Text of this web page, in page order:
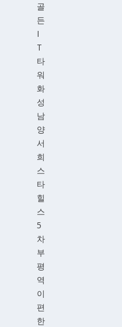
골
든
I
T
타
워
화
성
남
양
서
희
스
타
힐
스
5
차
부
평
역
이
편
한